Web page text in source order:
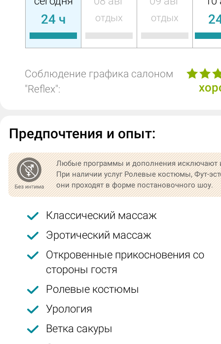
24 ч отдых отдых
Соблюдение графика салоном
"Reflex":
Предпочтения и опыт:
Любые программы и дополнения исключают
При наличии услуг Ролевые костюмы, Фут-
они проходят в форме постановочного шоу.
Классический массаж
Эротический массаж
Откровенные прикосновения со
стороны гостя
Ролевые костюмы
Урология
Ветка сакуры